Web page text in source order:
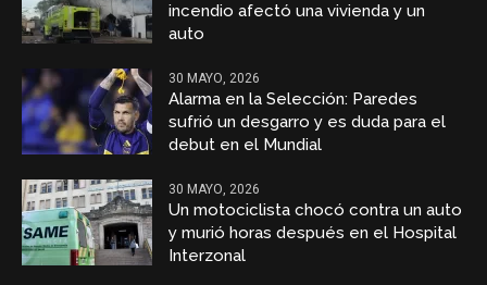
incendio afectó una vivienda y un
auto
30 MAYO, 2026
Alarma en la Selección: Paredes
sufrió un desgarro y es duda para el
debut en el Mundial
30 MAYO, 2026
Un motociclista chocó contra un auto
y murió horas después en el Hospital
Interzonal